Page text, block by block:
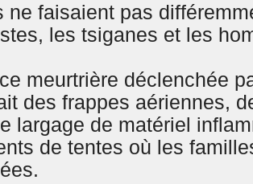
ne faisaient pas
les tsiganes et les
meurtrière déclenchée
des frappes aériennes,
largage de matériel
de tentes où les